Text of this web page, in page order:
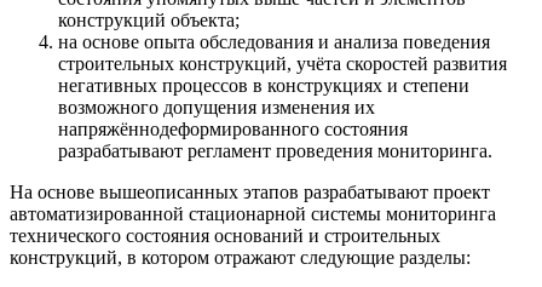
конструкций объекта;
на основе опыта обследования и анализа поведения
строительных конструкций, учёта скоростей развития
негативных процессов в конструкциях и степени
возможного допущения изменения их
напряжённодеформированного состояния
разрабатывают регламент проведения мониторинга.
На основе вышеописанных этапов разрабатывают проект
автоматизированной стационарной системы мониторинга
технического состояния оснований и строительных
конструкций, в котором отражают следующие разделы: